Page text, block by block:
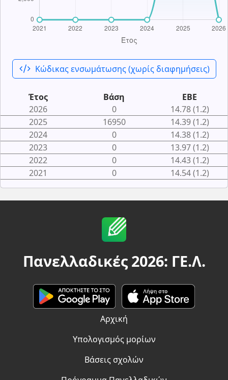
code_xml Κώδικας ενσωμάτωσης (χωρίς διαφημήσεις)
Έτος Βάση
ΕΒΕ
2026
0
14.78 (1.2)
2025
16950
14.39 (1.2)
2024
0
14.38 (1.2)
2023
0
13.97 (1.2)
2022
0
14.43 (1.2)
2021
0 14.54 (1.2)
Πανελλαδικές 2026: ΓΕ.Λ.
Αρχική
Υπολογισμός μορίων
Βάσεις σχολών